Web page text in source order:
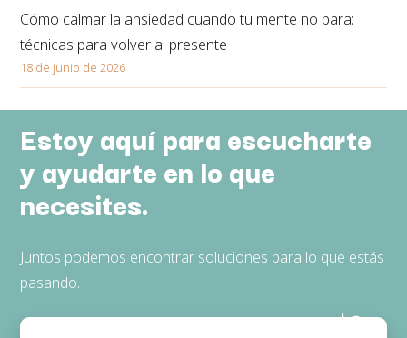
Cómo calmar la ansiedad cuando tu mente no para:
técnicas para volver al presente
18 de junio de 2026
Estoy aquí para escucharte
y ayudarte en lo que
necesites.
Juntos podemos encontrar soluciones para lo que estás
pasando.